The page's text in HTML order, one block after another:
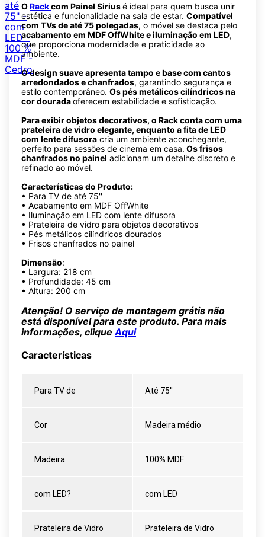
ORackcom Painel Siriusé ideal para quem busca unir
estética e funcionalidade na sala de estar. Compatível
com TVs de até 75 polegadas, o móvel se destaca pelo
acabamento em MDF OffWhite e iluminação em LED,
que proporciona modernidade e praticidade ao
ambiente.
O design suave apresenta tampo e base com cantos
arredondados e chanfrados, garantindo segurança e
estilo contemporâneo. Os pés metálicos cilíndricos na
cor douradaoferecem estabilidade e sofisticação.
Para exibir objetos decorativos, o Rack conta com uma
prateleira de vidro elegante, enquanto a fita de LED
com lente difusora cria um ambiente aconchegante,
perfeito para sessões de cinema em casa. Os frisos
chanfrados no painel adicionam um detalhe discreto e
refinado ao móvel.
Características do Produto:
• Para TV de até 75''
• Acabamento em MDF OffWhite
• Iluminação em LED com lente difusora
• Prateleira de vidro para objetos decorativos
• Pés metálicos cilíndricos dourados
• Frisos chanfrados no painel
Dimensão:
• Largura: 218 cm
• Profundidade: 45 cm
• Altura: 200 cm
Atenção! O serviço de montagem grátis não
está disponível para este produto. Para mais
informações, clique Aqui
Características
Para TV de Até 75''
Cor Madeira médio
Madeira 100% MDF
com LED? com LED
Prateleira de Vidro Prateleira de Vidro